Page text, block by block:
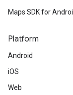
Maps SDK for
Platform
Android
iOS
Web